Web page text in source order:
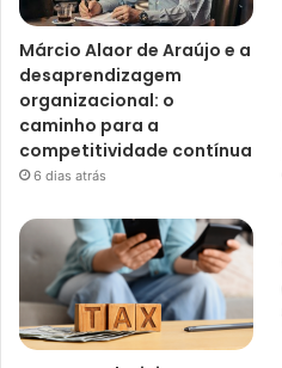
Márcio Alaor de Araújo e a
desaprendizagem
organizacional: o
caminho para a
competitividade contínua
6 dias atrás